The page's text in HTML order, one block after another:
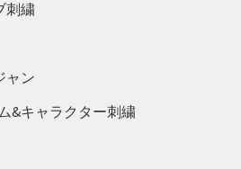
刺繍
ャン
&キャラクター刺繍